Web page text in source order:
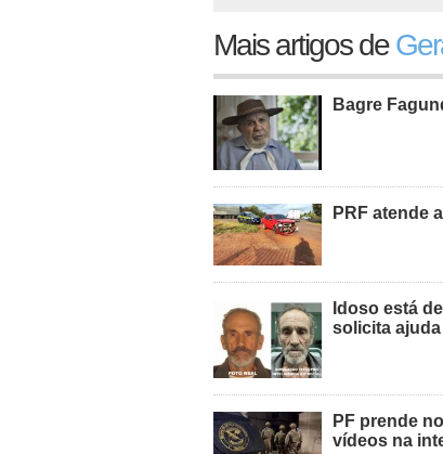
Mais artigos de
Bagre
PRF atende
Idoso está
solicita
PF prende
vídeos na